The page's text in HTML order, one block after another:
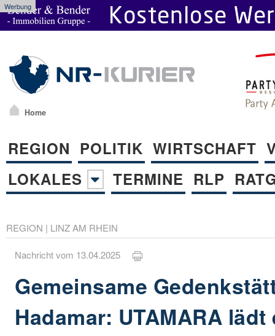
Werbung
Home
REGION POLITIK WIRTSCHAFT
LOKALES
TERMINE RLP
REGION | LINZ AM RHEIN
Nachricht vom 13.04.2025
Gemeinsame
Hadamar: UTAMARA lädt